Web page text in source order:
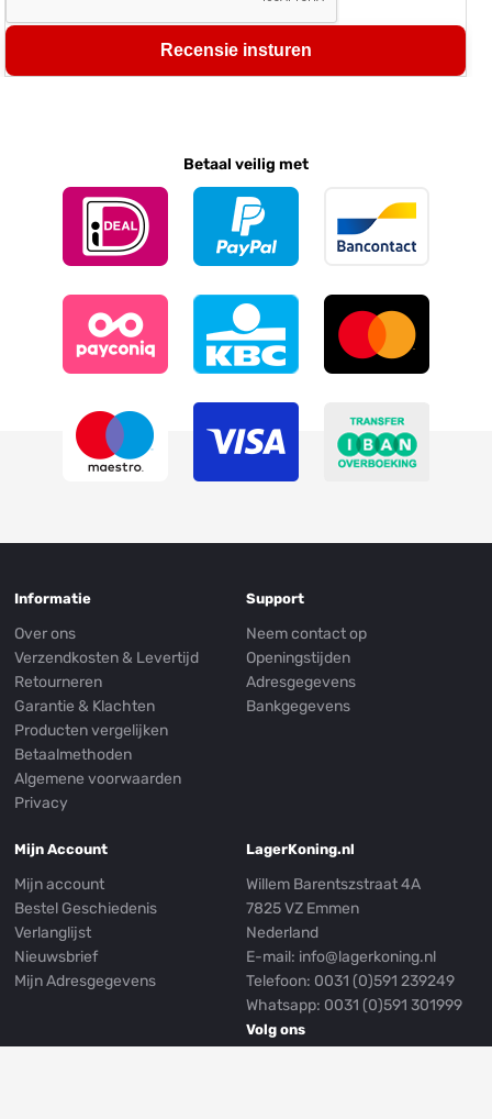
Recensie insturen
Betaal veilig met
Informatie
Over ons
Verzendkosten & Levertijd
Retourneren
Garantie & Klachten
Producten vergelijken
Betaalmethoden
Algemene voorwaarden
Privacy
Support
Neem contact op
Openingstijden
Adresgegevens
Bankgegevens
Mijn Account
Mijn account
Bestel Geschiedenis
Verlanglijst
Nieuwsbrief
Mijn Adresgegevens
LagerKoning.nl
Willem Barentszstraat 4A
7825 VZ Emmen
Nederland
E-mail: info@lagerkoning.nl
Telefoon: 0031 (0)591 239249
Whatsapp: 0031 (0)591 301999
Volg ons